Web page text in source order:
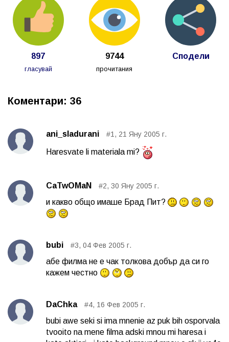
897
гласувай
9744
прочитания
Сподели
Коментари: 36
ani_sladurani #1, 21 Яну 2005 г.
Haresvate li materiala mi?
CaTwOMaN #2, 30 Яну 2005 г.
и какво общо имаше Брад Пит?
bubi #3, 04 Фев 2005 г.
абе филма не е чак толкова добър да си го
кажем честно
DaChka #4, 16 Фев 2005 г.
bubi awe seki si ima mnenie az puk bih osporvala
tvooito na mene filma adski mnou mi haresa i